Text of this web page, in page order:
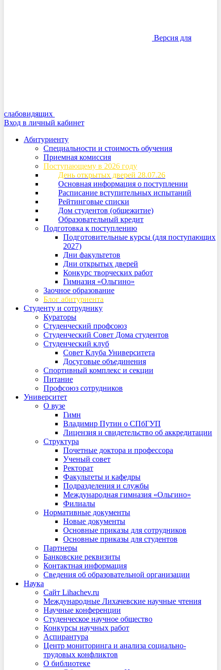
Версия для
слабовидящих
Вход в личный кабинет
Абитуриенту
Специальности и стоимость обучения
Приемная комиссия
Поступающему в 2026 году
День открытых дверей 28.07.26
Основная информация о поступлении
Расписание вступительных испытаний
Рейтинговые списки
Дом студентов (общежитие)
Образовательный кредит
Подготовка к поступлению
Подготовительные курсы (для поступающих
2027)
Дни факультетов
Дни открытых дверей
Конкурс творческих работ
Гимназия «Ольгино»
Заочное образование
Блог абитуриента
Студенту и сотруднику
Кураторы
Студенческий профсоюз
Студенческий Совет Дома студентов
Студенческий клуб
Совет Клуба Университета
Досуговые объединения
Спортивный комплекс и секции
Питание
Профсоюз сотрудников
Университет
О вузе
Гимн
Владимир Путин о СПбГУП
Лицензия и свидетельство об аккредитации
Структура
Почетные доктора и профессора
Ученый совет
Ректорат
Факультеты и кафедры
Подразделения и службы
Международная гимназия «Ольгино»
Филиалы
Нормативные документы
Новые документы
Основные приказы для сотрудников
Основные приказы для студентов
Партнеры
Банковские реквизиты
Контактная информация
Сведения об образовательной организации
Наука
Сайт Lihachev.ru
Международные Лихачевские научные чтения
Научные конференции
Студенческое научное общество
Конкурсы научных работ
Аспирантура
Центр мониторинга и анализа социально-
трудовых конфликтов
О библиотеке